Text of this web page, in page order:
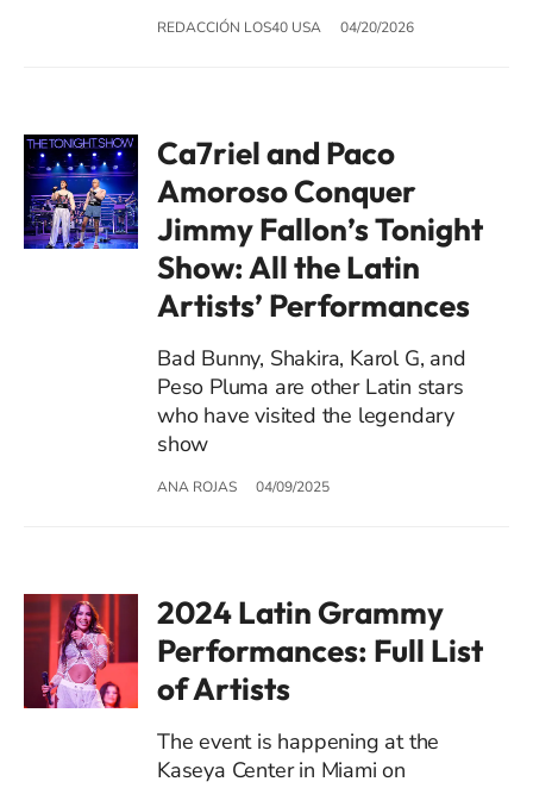
REDACCIÓN LOS40 USA 04/20/2026
Ca7riel and Paco
Amoroso Conquer
Jimmy Fallon’s Tonight
Show: All the Latin
Artists’ Performances
Bad Bunny, Shakira, Karol G, and
Peso Pluma are other Latin stars
who have visited the legendary
show
ANA ROJAS 04/09/2025
2024 Latin Grammy
Performances: Full List
of Artists
The event is happening at the
Kaseya Center in Miami on